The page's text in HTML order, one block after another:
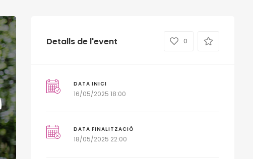
Detalls de l'event 0
DATA INICI
16/05/2025 18:00
DATA FINALITZACIÓ
18/05/2025 22:00